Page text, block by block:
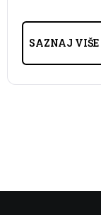
SAZNAJ VIŠE